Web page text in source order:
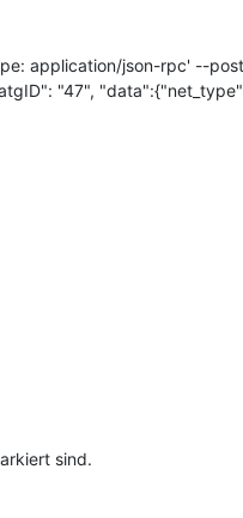
application/json-rpc' --
"47",
sind.